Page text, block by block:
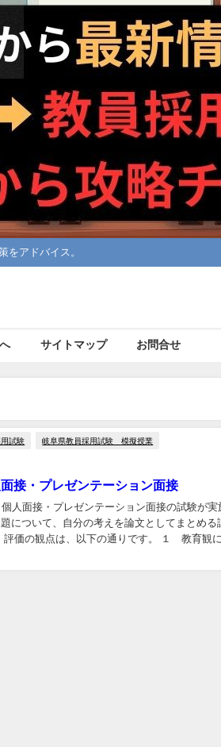
をアドバイス。
サイトマップ お問合せ
試験 岐阜県教員採用試験 模擬授業
接・プレゼンテーション面接
人面接・プレゼンテーション面接の試験が実
について、自分の考えを論文としてまとめる
価の観点は、以下の通りです。 １ 教育観に